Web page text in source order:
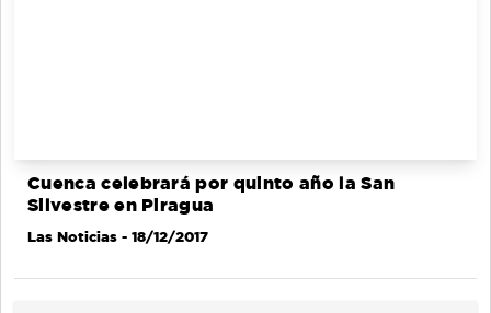
Cuenca celebrará por quinto año la San
Silvestre en Piragua
Las Noticias - 18/12/2017